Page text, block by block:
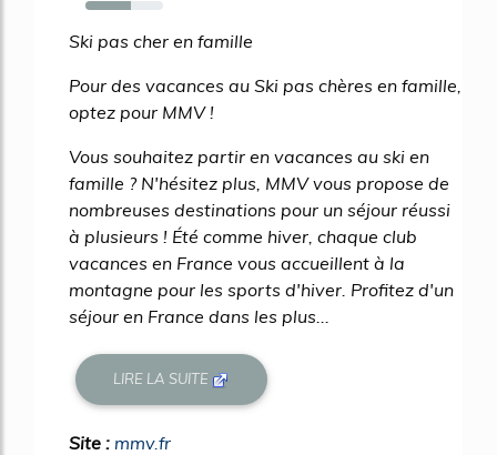
59%
Ski pas cher en famille
Pour des vacances au Ski pas chères en famille,
optez pour MMV !
Vous souhaitez partir en vacances au ski en
famille ? N'hésitez plus, MMV vous propose de
nombreuses destinations pour un séjour réussi
à plusieurs ! Été comme hiver, chaque club
vacances en France vous accueillent à la
montagne pour les sports d'hiver. Profitez d'un
séjour en France dans les plus...
LIRE LA SUITE
Site : mmv.fr